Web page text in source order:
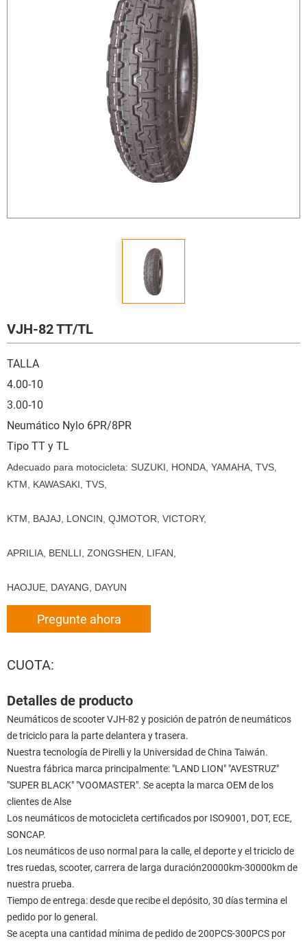
VJH-82 TT/TL
TALLA
4.00-10
3.00-10
Neumático Nylo 6PR/8PR
Tipo TT y TL
Adecuado para motocicleta: SUZUKI, HONDA, YAMAHA, TVS,
KTM, KAWASAKI, TVS,
KTM, BAJAJ, LONCIN, QJMOTOR, VICTORY,
APRILIA, BENLLI, ZONGSHEN, LIFAN,
HAOJUE, DAYANG, DAYUN
Pregunte ahora
CUOTA:
Detalles de producto
Neumáticos de scooter VJH-82 y posición de patrón de neumáticos
de triciclo para la parte delantera y trasera.
Nuestra tecnología de Pirelli y la Universidad de China Taiwán.
Nuestra fábrica marca principalmente: "LAND LION" "AVESTRUZ"
"SUPER BLACK" "VOOMASTER". Se acepta la marca OEM de los
clientes de Alse
Los neumáticos de motocicleta certificados por ISO9001, DOT, ECE,
SONCAP.
Los neumáticos de uso normal para la calle, el deporte y el triciclo de
tres ruedas, scooter, carrera de larga duración20000km-30000km de
nuestra prueba.
Tiempo de entrega: desde que recibe el depósito, 30 días termina el
pedido por lo general.
Se acepta una cantidad mínima de pedido de 200PCS-300PCS por